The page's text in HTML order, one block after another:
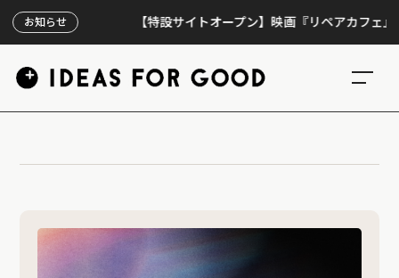
お知らせ 【特設サイトオープン】映画『リペアカフェ』、上